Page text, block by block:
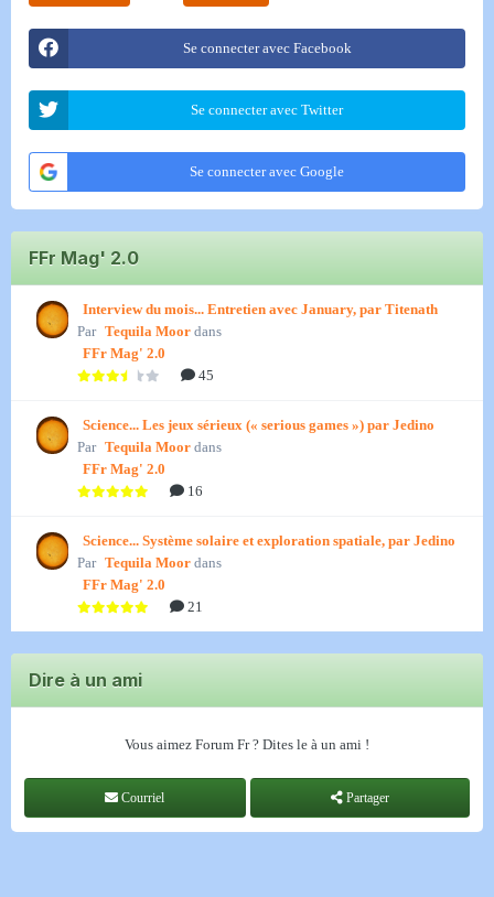
Se connecter avec Facebook
Se connecter avec Twitter
Se connecter avec Google
FFr Mag' 2.0
Interview du mois... Entretien avec January, par Titenath
Par Tequila Moor dans
FFr Mag' 2.0
45
Science... Les jeux sérieux (« serious games ») par Jedino
Par Tequila Moor dans
FFr Mag' 2.0
16
Science... Système solaire et exploration spatiale, par Jedino
Par Tequila Moor dans
FFr Mag' 2.0
21
Dire à un ami
Vous aimez Forum Fr ? Dites le à un ami !
Courriel Partager